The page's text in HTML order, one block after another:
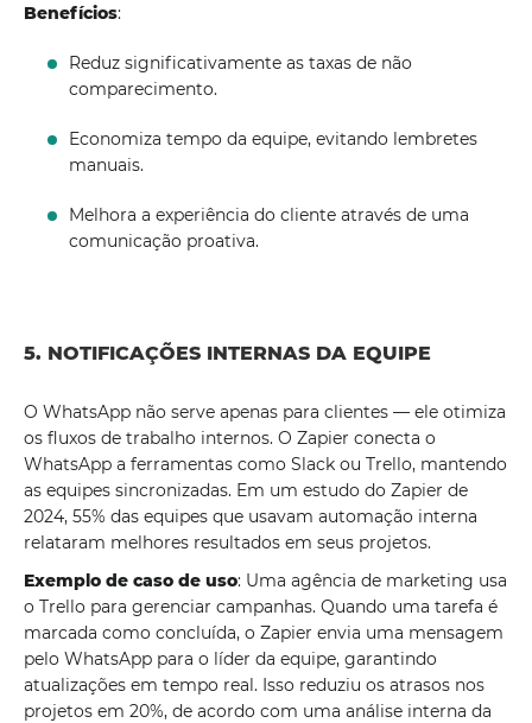
Benefícios:
Reduz significativamente as taxas de não
comparecimento.
Economiza tempo da equipe, evitando lembretes
manuais.
Melhora a experiência do cliente através de uma
comunicação proativa.
5. NOTIFICAÇÕES INTERNAS DA EQUIPE
O WhatsApp não serve apenas para clientes — ele otimiza
os fluxos de trabalho internos. O Zapier conecta o
WhatsApp a ferramentas como Slack ou Trello, mantendo
as equipes sincronizadas. Em um estudo do Zapier de
2024, 55% das equipes que usavam automação interna
relataram melhores resultados em seus projetos.
Exemplo de caso de uso: Uma agência de marketing usa
o Trello para gerenciar campanhas. Quando uma tarefa é
marcada como concluída, o Zapier envia uma mensagem
pelo WhatsApp para o líder da equipe, garantindo
atualizações em tempo real. Isso reduziu os atrasos nos
projetos em 20%, de acordo com uma análise interna da